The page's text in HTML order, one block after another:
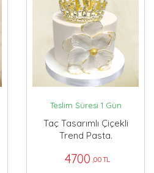
Teslim Süresi 1 Gün
Taç Tasarımlı Çiçekli
Trend Pasta.
4700 ,00 TL